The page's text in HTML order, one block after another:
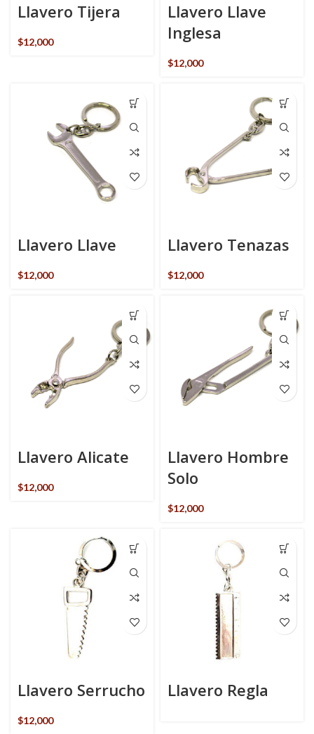
Llavero Tijera
$12,000
Llavero Llave
Inglesa
$12,000
Llavero Llave
$12,000
Llavero Tenazas
$12,000
Llavero Alicate
$12,000
Llavero Hombre
Solo
$12,000
Llavero Serrucho
$12,000
Llavero Regla